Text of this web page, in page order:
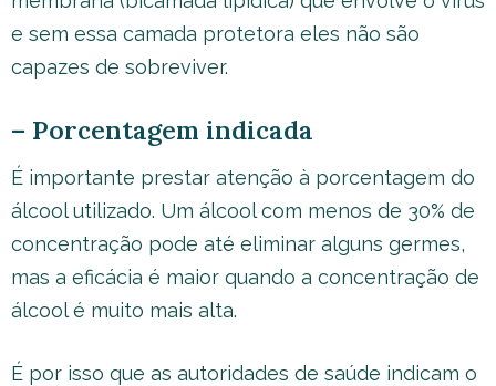
e sem essa camada protetora eles não são
capazes de sobreviver.
– Porcentagem indicada
É importante prestar atenção à porcentagem do
álcool utilizado. Um álcool com menos de 30% de
concentração pode até eliminar alguns germes,
mas a eficácia é maior quando a concentração de
álcool é muito mais alta.
É por isso que as autoridades de saúde indicam o